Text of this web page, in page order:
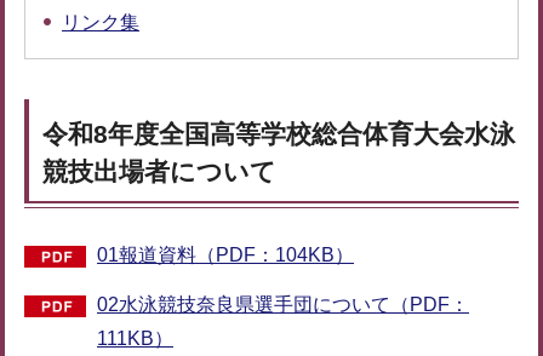
リンク集
令和8年度全国高等学校総合体育大会水泳
競技出場者について
01報道資料（PDF：104KB）
02水泳競技奈良県選手団について（PDF：
111KB）